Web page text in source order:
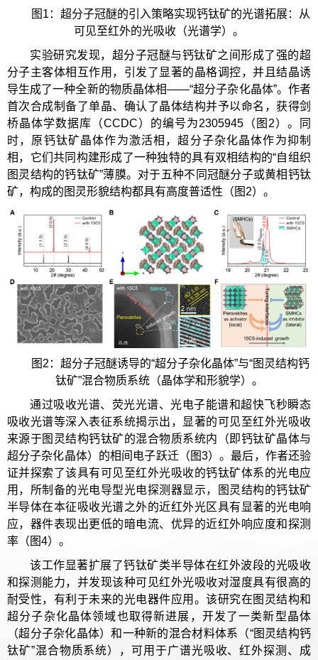
图1：超分子冠醚的引入策略实现钙钛矿的光谱拓展：从
可见至红外的光吸收（光谱学）。
实验研究发现，超分子冠醚与钙钛矿之间形成了强的超
分子主客体相互作用，引发了显著的晶格调控，并且结晶诱
导生成了一种全新的物质晶体相——“超分子杂化晶体”。作者
首次合成制备了单晶、确认了晶体结构并予以命名，获得剑
桥晶体学数据库（CCDC）的编号为2305945（图2）。同
时，原钙钛矿晶体作为激活相，超分子杂化晶体作为抑制
相，它们共同构建形成了一种独特的具有双相结构的“自组织
图灵结构的钙钛矿”薄膜。对于五种不同冠醚分子或黄相钙钛
矿，构成的图灵形貌结构都具有高度普适性（图2）。
图2：超分子冠醚诱导的“超分子杂化晶体”与“图灵结构钙
钛矿”混合物质系统（晶体学和形貌学）。
通过吸收光谱、荧光光谱、光电子能谱和超快飞秒瞬态
吸收光谱等深入表征系统揭示出，显著的可见至红外光吸收
来源于图灵结构钙钛矿的混合物质系统内（即钙钛矿晶体与
超分子杂化晶体）的相间电子跃迁（图3）。最后，作者还验
证并探索了该具有可见至红外光吸收的钙钛矿体系的光电应
用，所制备的光电导型光电探测器显示，图灵结构的钙钛矿
半导体在本征吸收光谱之外的近红外光区具有显著的光电响
应，器件表现出更低的暗电流、优异的近红外响应度和探测
率（图4）。
该工作显著扩展了钙钛矿类半导体在红外波段的光吸收
和探测能力，并发现该种可见红外光吸收对湿度具有很高的
耐受性，有利于未来的光电器件应用。该研究在图灵结构和
超分子杂化晶体领域也取得新进展，开发了一类新型晶体
（超分子杂化晶体）和一种新的混合材料体系（“图灵结构钙
钛矿”混合物质系统），可用于广谱光吸收、红外探测、成